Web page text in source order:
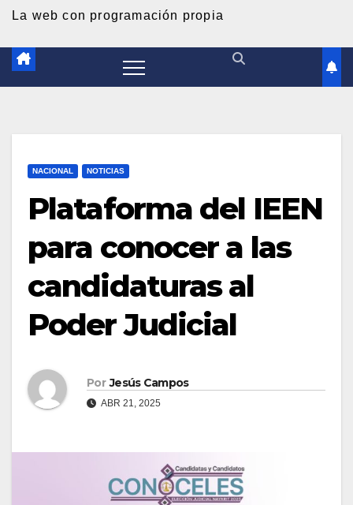
La web con programación propia
NACIONAL NOTICIAS
Plataforma del IEEN
para conocer a las
candidaturas al
Poder Judicial
Por Jesús Campos
ABR 21, 2025